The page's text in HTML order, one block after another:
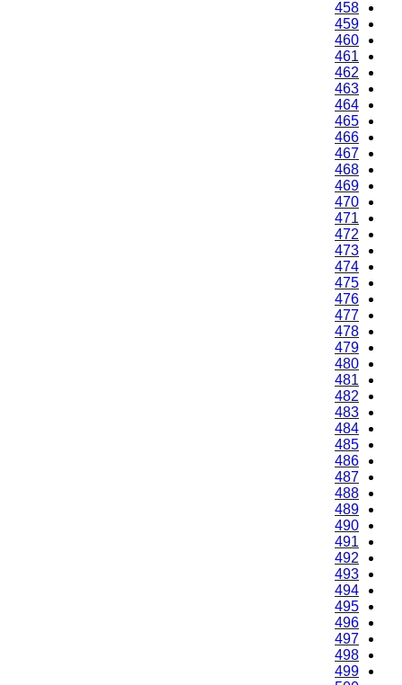
458
459
460
461
462
463
464
465
466
467
468
469
470
471
472
473
474
475
476
477
478
479
480
481
482
483
484
485
486
487
488
489
490
491
492
493
494
495
496
497
498
499